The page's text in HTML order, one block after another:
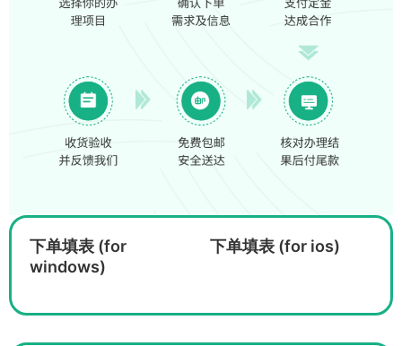
下单填表 (for
windows)
下单填表 (for ios)